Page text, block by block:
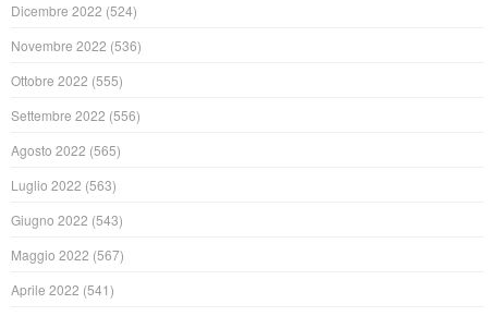
Dicembre 2022 (524)
Novembre 2022 (536)
Ottobre 2022 (555)
Settembre 2022 (556)
Agosto 2022 (565)
Luglio 2022 (563)
Giugno 2022 (543)
Maggio 2022 (567)
Aprile 2022 (541)